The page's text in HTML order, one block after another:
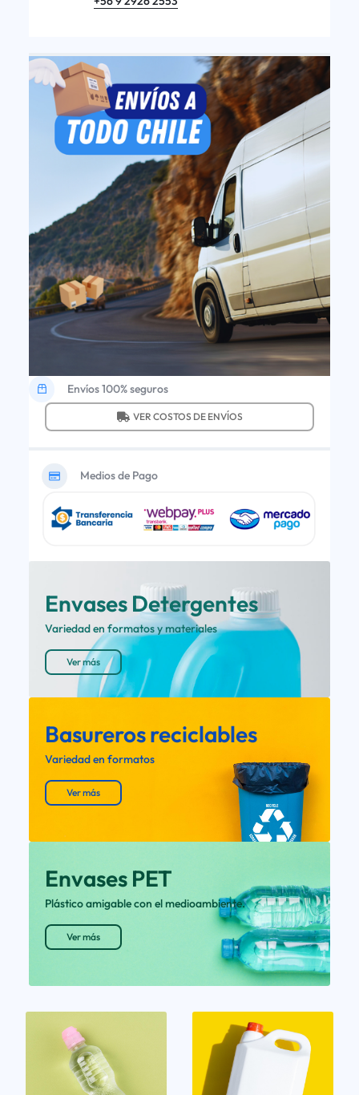
Envíos 100% seguros
VER COSTOS DE ENVÍOS
Medios de Pago
Envases Detergentes
Variedad en formatos y materiales
Ver más
Basureros reciclables
Variedad en formatos
Ver más
Envases PET
Plástico amigable con el medioambiente.
Ver más